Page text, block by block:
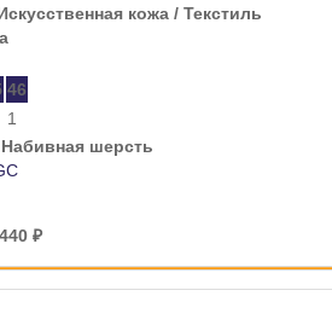
кожа / Текстиль
46
1
Набивная шерсть
₽